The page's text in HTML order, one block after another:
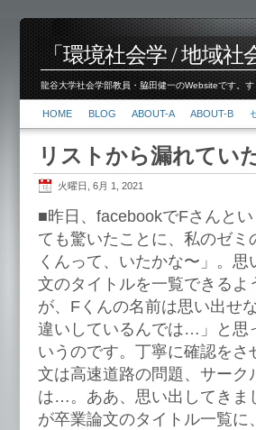
「環境社会学 / 地域
龍谷大学社会学部教員・脇田健一のWebsiteです。
HOME BLOG ABOUT-A ABOUT-B
リストから漏れてい
火曜日, 6月 1, 2021
■昨日、facebookでFさんと
ても驚いたことに、私のゼ
くんって、いたかな〜」。
文のタイトルを一覧できる
が、Fくんの名前は思い出せ
違いしているんでは…」と思
いうのです。丁寧に確認を
文は高速道路の問題、サー
は…。ああ、思い出してきま
が卒業論文のタイトル一覧